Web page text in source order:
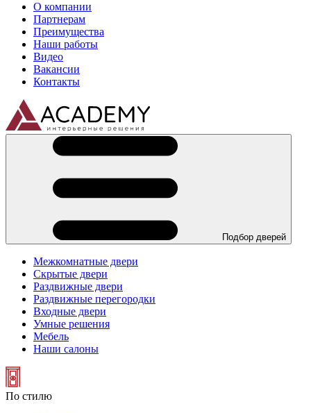
О компании
Партнерам
Преимущества
Наши работы
Видео
Вакансии
Контакты
Подбор дверей
Межкомнатные двери
Скрытые двери
Раздвижные двери
Раздвижные перегородки
Входные двери
Умные решения
Мебель
Наши салоны
По стилю